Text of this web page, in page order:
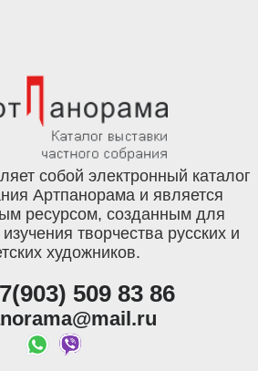
собой электронный каталог
Артпанорама и является
ресурсом, созданным для
творчества русских и
художников.
509 83 86